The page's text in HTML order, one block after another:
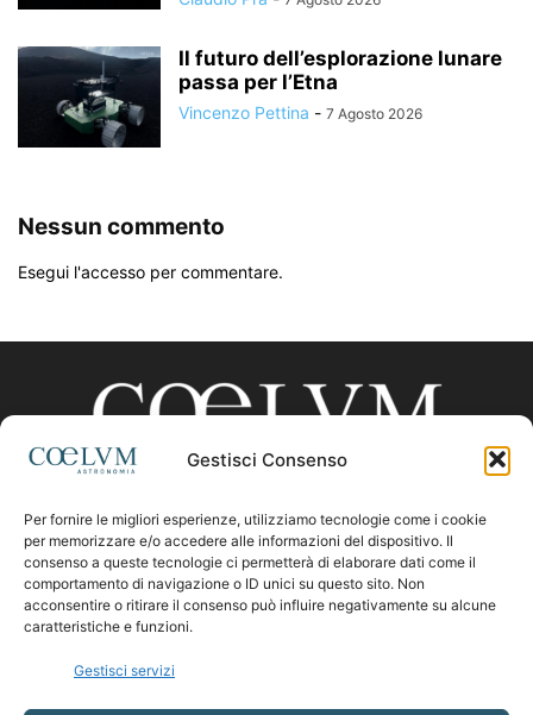
Gestisci Consenso
Per fornire le migliori esperienze, utilizziamo tecnologie come i cookie
per memorizzare e/o accedere alle informazioni del dispositivo. Il
consenso a queste tecnologie ci permetterà di elaborare dati come il
comportamento di navigazione o ID unici su questo sito. Non
acconsentire o ritirare il consenso può influire negativamente su alcune
caratteristiche e funzioni.
Gestisci servizi
Il futuro dell’esplorazione lunare
passa per l’Etna
Vincenzo Pettina - 7 Agosto 2026
Nessun commento
Esegui l'accesso per commentare.
CHI SIAMO
Contattaci:coelumastro@coelum.com